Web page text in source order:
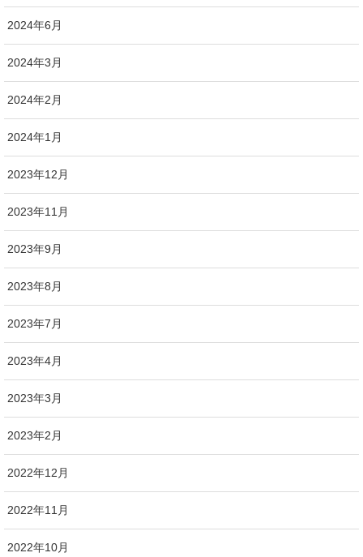
2024年6月
2024年3月
2024年2月
2024年1月
2023年12月
2023年11月
2023年9月
2023年8月
2023年7月
2023年4月
2023年3月
2023年2月
2022年12月
2022年11月
2022年10月